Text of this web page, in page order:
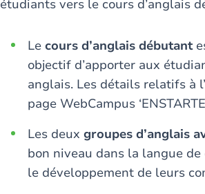
étudiants vers le cours d’anglais
Le cours d’anglais débutant
objectif d’apporter aux
anglais. Les détails relatifs à
page WebCampus
Les deux groupes d’anglais
bon niveau dans la langue
le développement de leurs